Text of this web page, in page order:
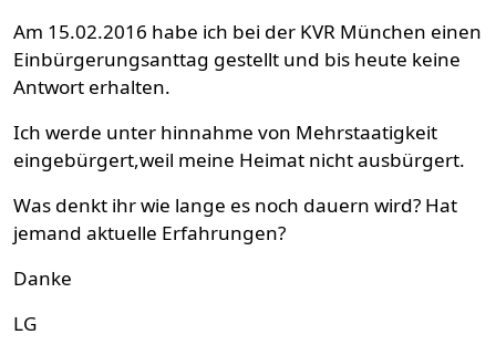
Am 15.02.2016 habe ich bei der KVR München einen
Einbürgerungsanttag gestellt und bis heute keine
Antwort erhalten.
Ich werde unter hinnahme von Mehrstaatigkeit
eingebürgert,weil meine Heimat nicht ausbürgert.
Was denkt ihr wie lange es noch dauern wird? Hat
jemand aktuelle Erfahrungen?
Danke
LG